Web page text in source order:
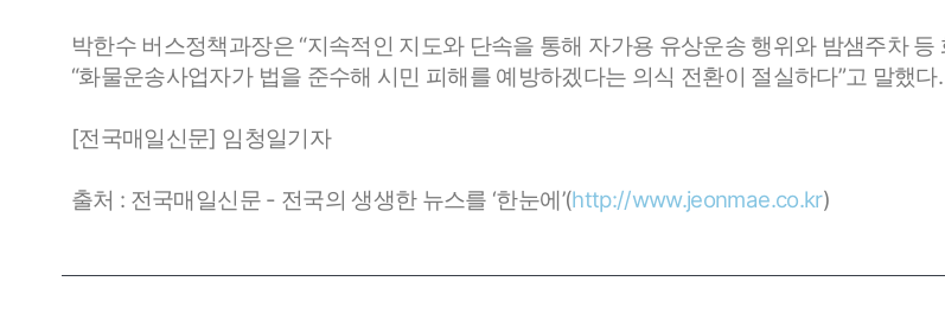
박한수 버스정책과장은 “지속적인 지도와 단속을 통해 자가용 유상운송 행위와 밤샘주차
“화물운송사업자가 법을 준수해 시민 피해를 예방하겠다는 의식 전환이 절실하다”고 말했다.
[전국매일신문] 임청일기자
출처 : 전국매일신문 - 전국의 생생한 뉴스를 ‘한눈에’(http://www.jeonmae.co.kr)